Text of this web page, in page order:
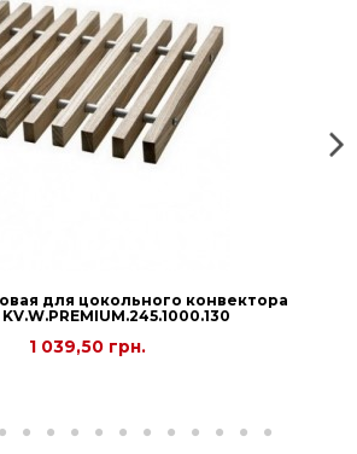
для цокольного конвектора
1 039,50 грн.